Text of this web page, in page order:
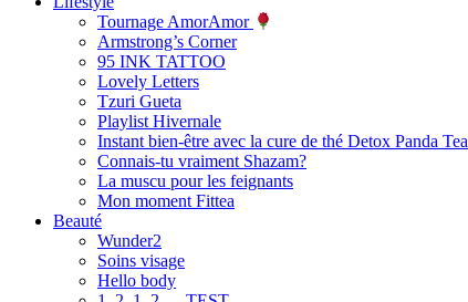
Tournage AmorAmor
Armstrong’s Corner
95 INK TATTOO
Lovely Letters
Tzuri Gueta
Playlist Hivernale
Instant bien-être avec la cure de thé Detox Panda Tea
Connais-tu vraiment Shazam?
La muscu pour les feignants
Mon moment Fittea
Beauté
Wunder2
Soins visage
Hello body